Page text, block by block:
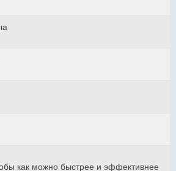
как можно быстрее и эффективнее